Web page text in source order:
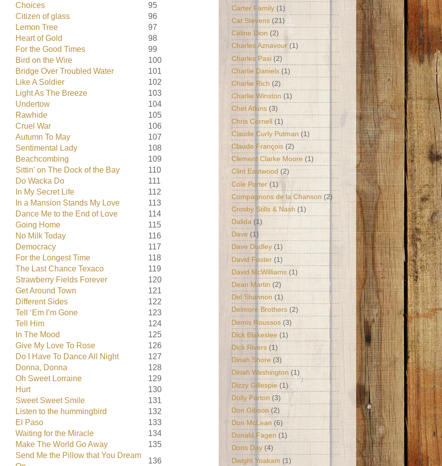
Choices
95
Citizen of glass
96
Lemon Tree
97
Heart of Gold
98
For the Good Times
99
Bird on the Wire
100
Bridge Over Troubled Water
101
Like A Soldier
102
Light As The Breeze
103
Undertow
104
Rawhide
105
Cruel War
106
Autumn To May
107
Sentimental Lady
108
Beachcombing
109
Sittin' on The Dock of the Bay
110
Do Wacka Do
111
In My Secret Life
112
In a Mansion Stands My Love
113
Dance Me to the End of Love
114
Going Home
115
No Milk Today
116
Democracy
117
For the Longest Time
118
The Last Chance Texaco
119
Strawberry Fields Forever
120
Get Around Town
121
Different Sides
122
Tell ‘Em I’m Gone
123
Tell Him
124
In The Mood
125
Give My Love To Rose
126
Do I Have To Dance All Night
127
Donna, Donna
128
Oh Sweet Lorraine
129
Hurt
130
Sweet Sweet Smile
131
Listen to the hummingbird
132
El Paso
133
Waiting for the Miracle
134
Make The World Go Away
135
Send Me the Pillow that You Dream
136
Carter Family (1)
Cat Stevens (21)
Céline Dion (2)
Charles Aznavour (1)
Charles Pasi (2)
Charlie Daniels (1)
Charlie Rich (2)
Charlie Winston (1)
Chet Atkins (3)
Chris Cornell (1)
Claude Curly Putman (1)
Claude François (2)
Clement Clarke Moore (1)
Clint Eastwood (2)
Cole Porter (1)
Compagnons de la Chanson (2)
Crosby Stills & Nash (1)
Dalida (1)
Dave (1)
Dave Dudley (1)
David Foster (1)
David McWilliams (1)
Dean Martin (2)
Del Shannon (1)
Delmore Brothers (2)
Demis Roussos (3)
Dick Blakeslee (1)
Dick Rivers (1)
Dinah Shore (3)
Dinah Washington (1)
Dizzy Gillespie (1)
Dolly Parton (3)
Don Gibson (2)
Don McLean (6)
Donald Fagen (1)
Doris Day (4)
Dwight Yoakam (1)